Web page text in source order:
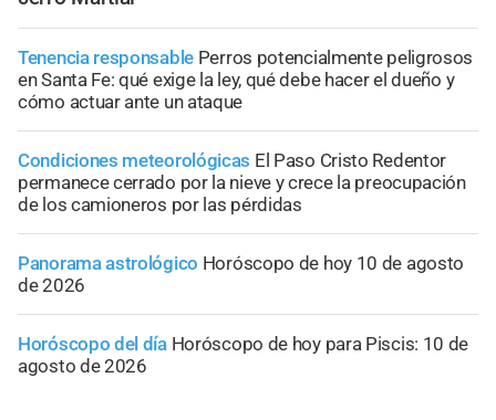
Tenencia responsable Perros potencialmente peligrosos
en Santa Fe: qué exige la ley, qué debe hacer el dueño y
cómo actuar ante un ataque
Condiciones meteorológicas El Paso Cristo Redentor
permanece cerrado por la nieve y crece la preocupación
de los camioneros por las pérdidas
Panorama astrológico Horóscopo de hoy 10 de agosto
de 2026
Horóscopo del día Horóscopo de hoy para Piscis: 10 de
agosto de 2026